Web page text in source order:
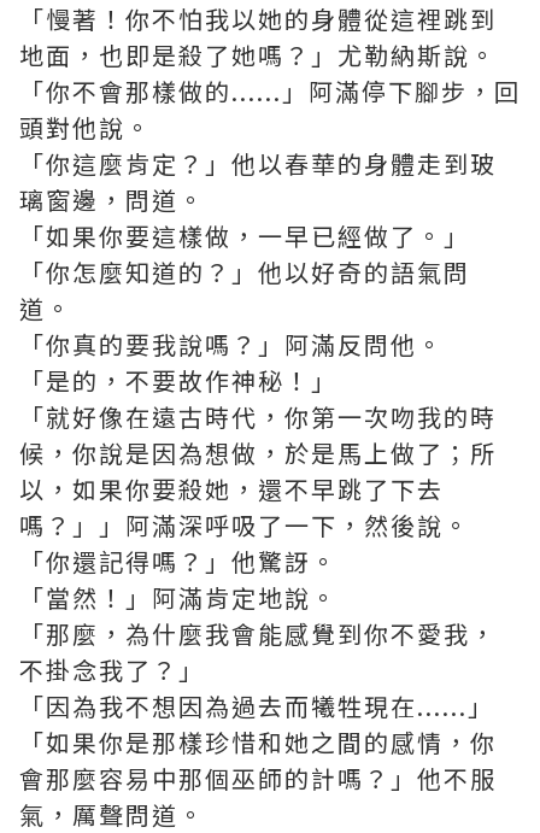
「慢著！你不怕我以她的身體從這裡跳到
地面，也即是殺了她嗎？」尤勒納斯說。
「你不會那樣做的......」阿滿停下腳步，回
頭對他說。
「你這麼肯定？」他以春華的身體走到玻
璃窗邊，問道。
「如果你要這樣做，一早已經做了。」
「你怎麼知道的？」他以好奇的語氣問
道。
「你真的要我說嗎？」阿滿反問他。
「是的，不要故作神秘！」
「就好像在遠古時代，你第一次吻我的時
候，你說是因為想做，於是馬上做了；所
以，如果你要殺她，還不早跳了下去
嗎？」」阿滿深呼吸了一下，然後說。
「你還記得嗎？」他驚訝。
「當然！」阿滿肯定地說。
「那麼，為什麼我會能感覺到你不愛我，
不掛念我了？」
「因為我不想因為過去而犧牲現在......」
「如果你是那樣珍惜和她之間的感情，你
會那麼容易中那個巫師的計嗎？」他不服
氣，厲聲問道。